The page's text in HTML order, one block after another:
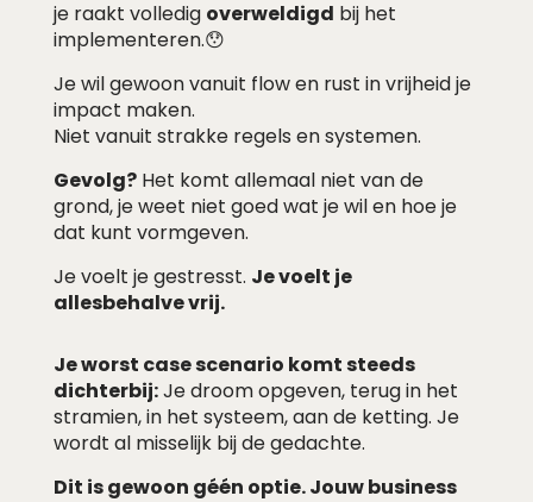
je raakt volledig overweldigd bij het
implementeren.😯
Je wil gewoon vanuit flow en rust in vrijheid je
impact maken.
Niet vanuit strakke regels en systemen.
Gevolg?Het komt allemaal niet van de
grond, je weet niet goed wat je wil en hoe je
dat kunt vormgeven.
Je voelt je gestresst. Je voelt je
allesbehalve vrij.
Je worst case scenario komt steeds
dichterbij:Je droom opgeven, terug in het
stramien, in het systeem, aan de ketting. Je
wordt al misselijk bij de gedachte.
Dit is gewoon géén optie. Jouw business